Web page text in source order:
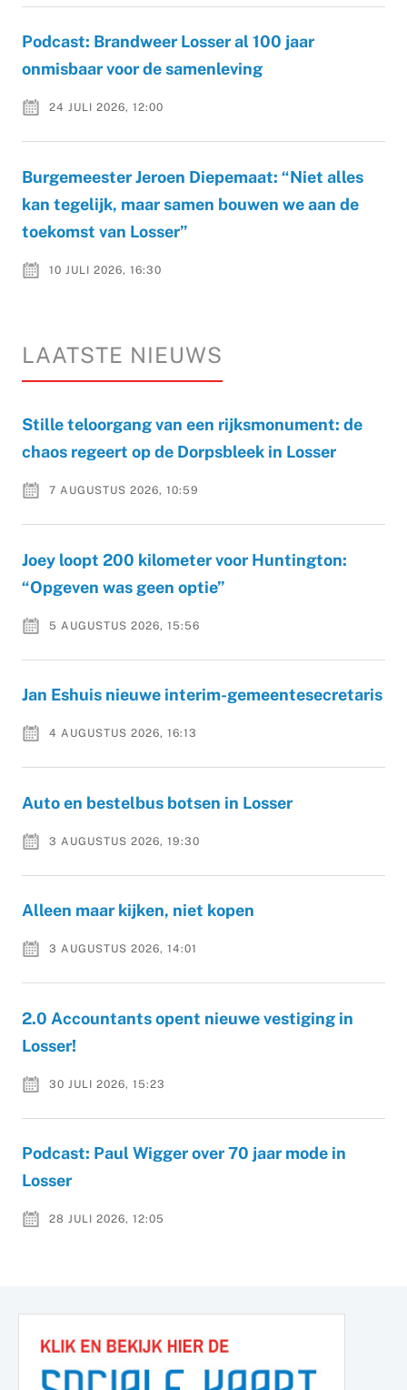
Podcast: Brandweer Losser al 100 jaar
onmisbaar voor de samenleving
24 JULI 2026, 12:00
Burgemeester Jeroen Diepemaat: “Niet alles
kan tegelijk, maar samen bouwen we aan de
toekomst van Losser”
10 JULI 2026, 16:30
LAATSTE NIEUWS
Stille teloorgang van een rijksmonument: de
chaos regeert op de Dorpsbleek in Losser
7 AUGUSTUS 2026, 10:59
Joey loopt 200 kilometer voor Huntington:
“Opgeven was geen optie”
5 AUGUSTUS 2026, 15:56
Jan Eshuis nieuwe interim-gemeentesecretaris
4 AUGUSTUS 2026, 16:13
Auto en bestelbus botsen in Losser
3 AUGUSTUS 2026, 19:30
Alleen maar kijken, niet kopen
3 AUGUSTUS 2026, 14:01
2.0 Accountants opent nieuwe vestiging in
Losser!
30 JULI 2026, 15:23
Podcast: Paul Wigger over 70 jaar mode in
Losser
28 JULI 2026, 12:05